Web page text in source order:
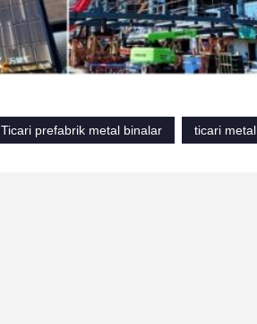
Ticari prefabrik metal binalar ticari